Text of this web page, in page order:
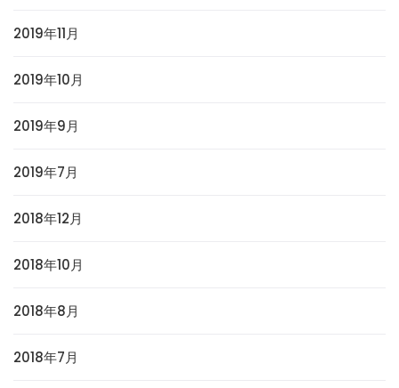
2019年11月
2019年10月
2019年9月
2019年7月
2018年12月
2018年10月
2018年8月
2018年7月